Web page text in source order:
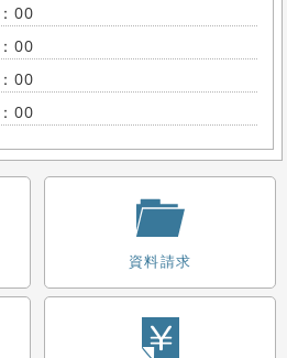
00
00
00
00
資料請求